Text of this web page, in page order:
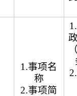
1.事项名
称
2.事项简